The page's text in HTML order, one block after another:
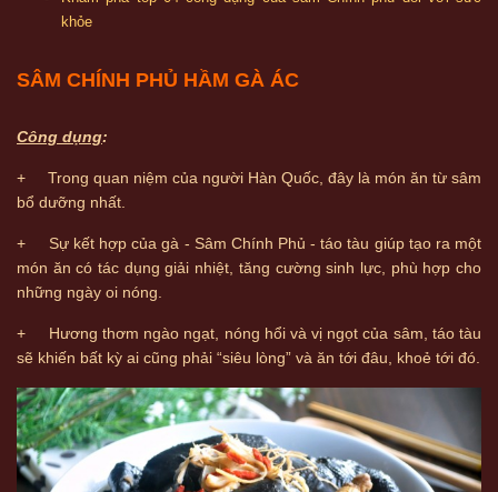
khỏe
SÂM CHÍNH PHỦ HẦM GÀ ÁC
Công dụng:
+ Trong quan niệm của người Hàn Quốc, đây là món ăn từ sâm
bổ dưỡng nhất.
+ Sự kết hợp của gà - Sâm Chính Phủ - táo tàu giúp tạo ra một
món ăn có tác dụng giải nhiệt, tăng cường sinh lực, phù hợp cho
những ngày oi nóng.
+ Hương thơm ngào ngạt, nóng hổi và vị ngọt của sâm, táo tàu
sẽ khiến bất kỳ ai cũng phải “siêu lòng” và ăn tới đâu, khoẻ tới đó.